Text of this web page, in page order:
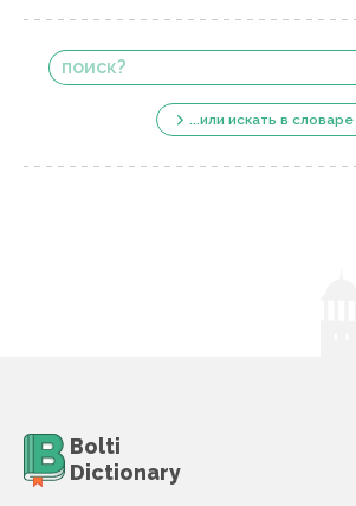
...или искать в словаре
Bolti
Dictionary